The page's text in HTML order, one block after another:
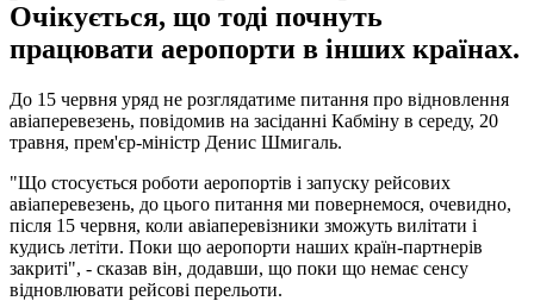
Очікується, що тоді почнуть
працювати аеропорти в інших країнах.
До 15 червня уряд не розглядатиме питання про відновлення
авіаперевезень, повідомив на засіданні Кабміну в середу, 20
травня, прем'єр-міністр Денис Шмигаль.
"Що стосується роботи аеропортів і запуску рейсових
авіаперевезень, до цього питання ми повернемося, очевидно,
після 15 червня, коли авіаперевізники зможуть вилітати і
кудись летіти. Поки що аеропорти наших країн-партнерів
закриті", - сказав він, додавши, що поки що немає сенсу
відновлювати рейсові перельоти.